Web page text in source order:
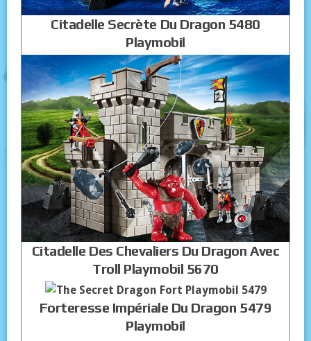
Citadelle Secrète Du Dragon 5480
Playmobil
Citadelle Des Chevaliers Du Dragon Avec
Troll Playmobil 5670
Forteresse Impériale Du Dragon 5479
Playmobil